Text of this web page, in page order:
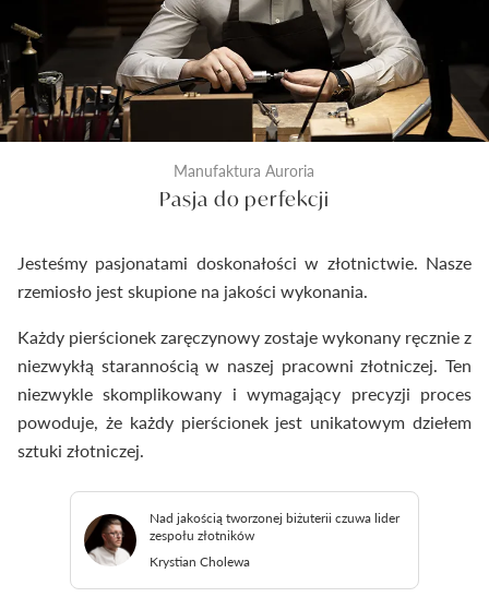
Manufaktura Auroria
Pasja do perfekcji
Jesteśmy pasjonatami doskonałości w złotnictwie. Nasze
rzemiosło jest skupione na jakości wykonania.
Każdy pierścionek zaręczynowy zostaje wykonany ręcznie z
niezwykłą starannością w naszej pracowni złotniczej. Ten
niezwykle skomplikowany i wymagający precyzji proces
powoduje, że każdy pierścionek jest unikatowym dziełem
sztuki złotniczej.
Nad jakością tworzonej biżuterii czuwa lider
zespołu złotników
Krystian Cholewa